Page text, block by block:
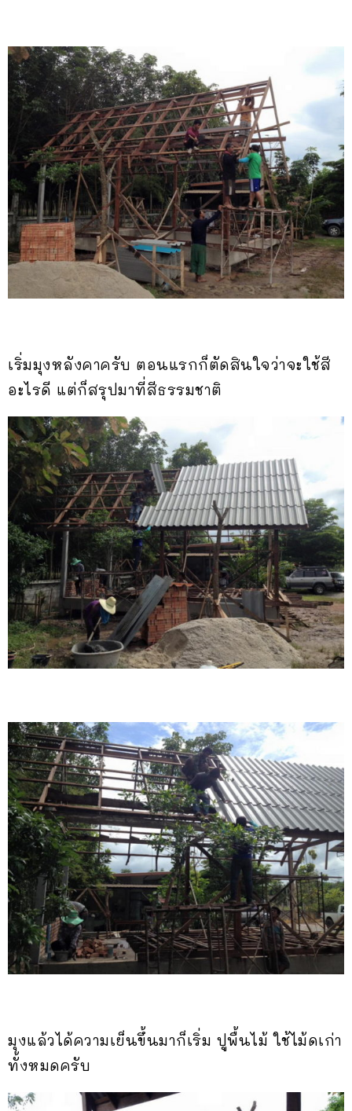
เริ่มมุงหลังคาครับ ตอนแรกก็ตัดสินใจว่าจะใช้สี
อะไรดี แต่ก็สรุปมาที่สีธรรมชาติ
มุงแล้วได้ความเย็นขึ้นมาก็เริ่ม ปูพื้นไม้ ใช้ไม้ดเก่า
ทั้งหมดครับ